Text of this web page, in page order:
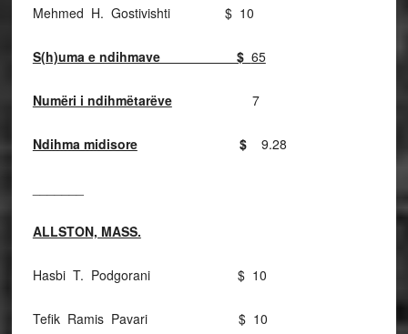
Mehmed H. Gostivishti $ 10
S(h)uma e ndihmave $ 65
Numëri i ndihmëtarëve 7
Ndihma midisore$ 9.28
ALLSTON, MASS.
Hasbi T. Podgorani $ 10
Tefik Ramis Pavari $ 10